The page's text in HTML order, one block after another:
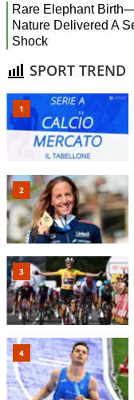
SPORT TREND